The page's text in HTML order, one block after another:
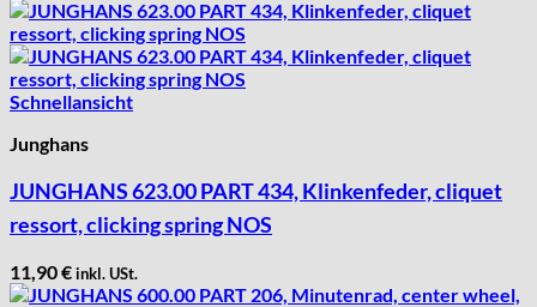
Schnellansicht
Junghans
JUNGHANS 623.00 PART 434, Klinkenfeder, cliquet
ressort, clicking spring NOS
11,90€inkl. USt.